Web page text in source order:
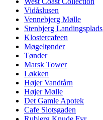
Vidåslusen
Vennebjerg Mølle
Stenbjerg Landingsplads
Klostercafeen
Møgeltønder
Tønder
Marsk Tower
Løkken
Højer Vandtårn
Højer Mølle
Det Gamle Apotek
Cafe Slotsgaden